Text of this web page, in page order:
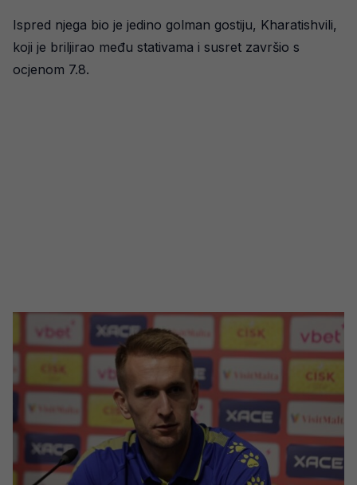
Ispred njega bio je jedino golman gostiju, Kharatishvili,
koji je briljirao među stativama i susret završio s
ocjenom 7.8.